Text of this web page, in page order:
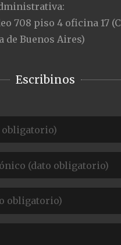
708 piso 4 oficina 17
de Buenos Aires)
Escribinos